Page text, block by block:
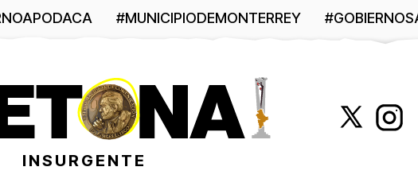
#MUNICIPIODEMONTERREY
INSURGENTE